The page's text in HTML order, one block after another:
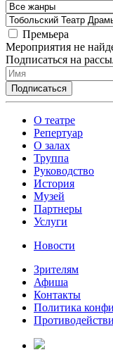
Премьера
Мероприятия не
Подписаться на
О театре
Репертуар
О залах
Труппа
Руководство
История
Музей
Партнеры
Услуги
Новости
Зрителям
Афиша
Контакты
Политика